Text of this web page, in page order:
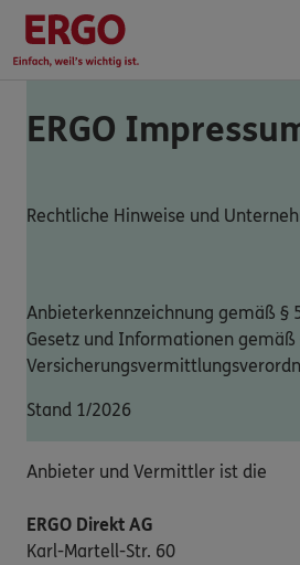
ERGO
Rechtliche Hinweise und
Anbieterkennzeichnung gemäß §
Gesetz und Informationen gemäß
Stand 1/2026
Anbieter und Vermittler ist die
ERGO Direkt AG
Karl-Martell-Str. 60